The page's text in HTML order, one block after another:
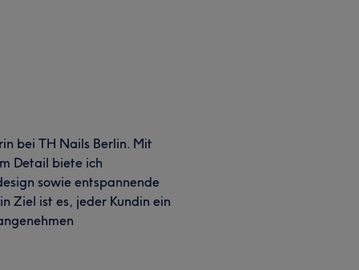
bei TH Nails Berlin. Mit
Detail biete ich
sowie entspannende
Ziel ist es, jeder Kundin ein